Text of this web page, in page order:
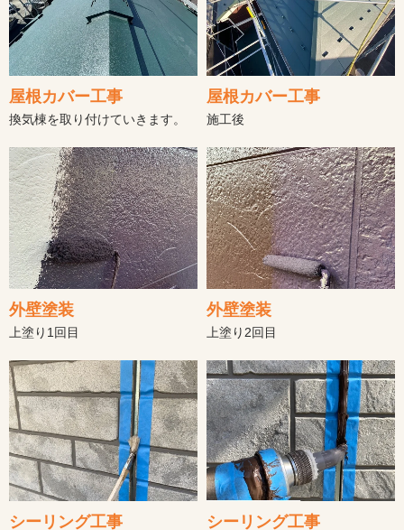
屋根カバー工事
換気棟を取り付けていきます。
屋根カバー工事
施工後
外壁塗装
上塗り1回目
外壁塗装
上塗り2回目
シーリング工事 シーリング工事